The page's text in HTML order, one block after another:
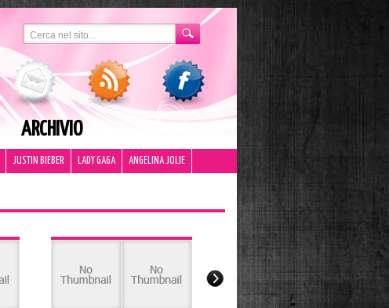
ARCHIVIO
JUSTIN BIEBER LADY GAGA ANGELINA JOLIE